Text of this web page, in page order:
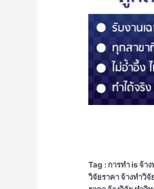
Tag : การทำ is จ้า
วิจัยราคา จ้างทําวิ